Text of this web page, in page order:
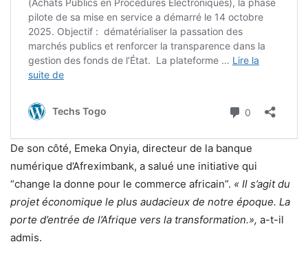
De son côté, Emeka Onyia, directeur de la banque
numérique d’Afreximbank, a salué une initiative qui
“change la donne pour le commerce africain”. « Il s’agit du
projet économique le plus audacieux de notre époque. La
porte d’entrée de l’Afrique vers la transformation.», a-t-il
admis.